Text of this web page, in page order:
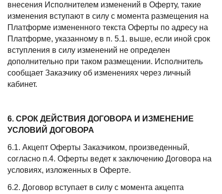
внесения Исполнителем изменений в Оферту, такие
изменения вступают в силу с момента размещения на
Платформе измененного текста Оферты по адресу на
Платформе, указанному в п. 5.1. выше, если иной срок
вступления в силу изменений не определен
дополнительно при таком размещении. Исполнитель
сообщает Заказчику об изменениях через личный
кабинет.
6. СРОК ДЕЙСТВИЯ ДОГОВОРА И ИЗМЕНЕНИЕ
УСЛОВИЙ ДОГОВОРА
6.1. Акцепт Оферты Заказчиком, произведенный,
согласно п.4. Оферты ведет к заключению Договора на
условиях, изложенных в Оферте.
6.2. Договор вступает в силу с момента акцепта